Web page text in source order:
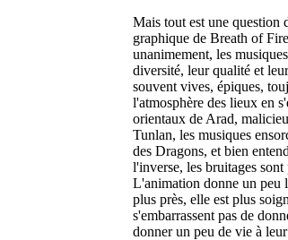
Mais tout est une question
graphique de Breath of
unanimement, les
diversité, leur qualité et
souvent vives, épiques,
l'atmosphère des lieux en
orientaux de Arad,
Tunlan, les musiques
des Dragons, et bien
l'inverse, les bruitages
L'animation donne un peu
plus près, elle est plus
s'embarrassent pas de
donner un peu de vie à